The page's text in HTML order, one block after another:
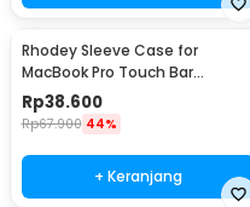
Rhodey Sleeve Case for
MacBook Pro Touch Bar
Neoprene with Pouch 14 Inch -
YG6005
Rp38.600
Rp67.900 44%
+ Keranjang